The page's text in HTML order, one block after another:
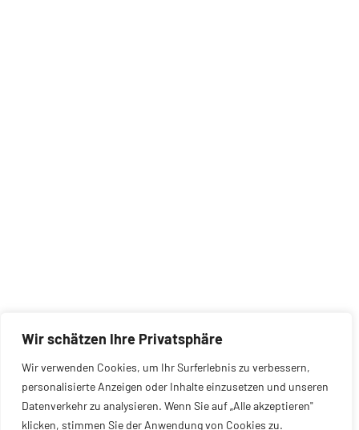
Wir schätzen Ihre Privatsphäre
Wir verwenden Cookies, um Ihr Surferlebnis zu verbessern,
personalisierte Anzeigen oder Inhalte einzusetzen und unseren
Datenverkehr zu analysieren. Wenn Sie auf „Alle akzeptieren"
klicken, stimmen Sie der Anwendung von Cookies zu.